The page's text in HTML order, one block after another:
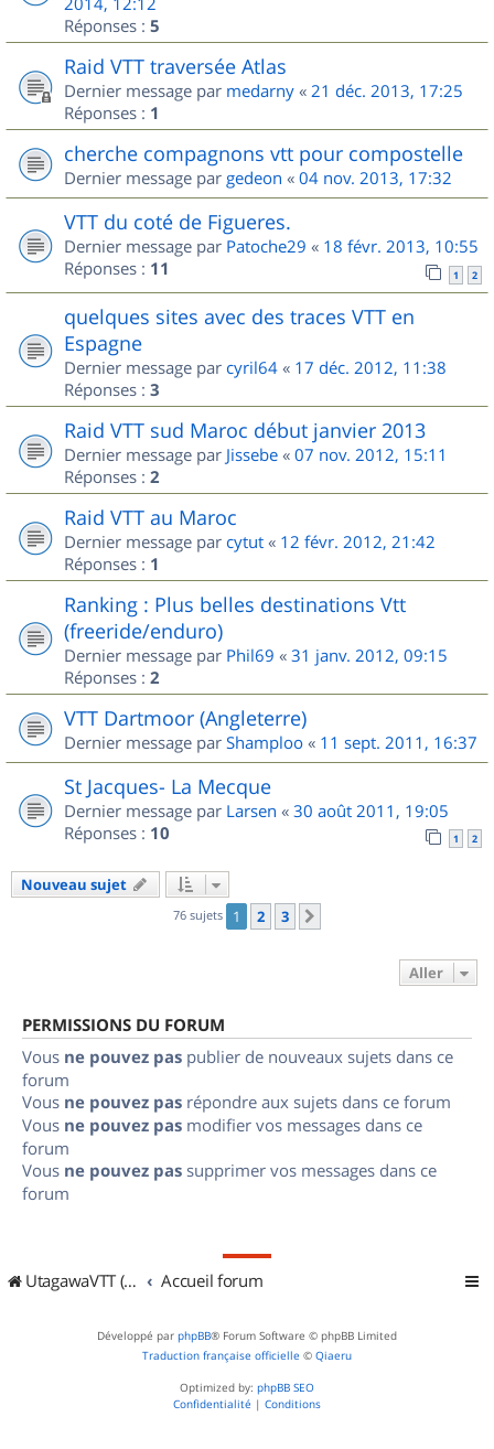
Réponses : 5
Raid VTT traversée Atlas
Dernier message par medarny « 21 déc. 2013, 17:25
Réponses : 1
cherche compagnons vtt pour compostelle
Dernier message par gedeon « 04 nov. 2013, 17:32
VTT du coté de Figueres.
Dernier message par Patoche29 « 18 févr. 2013, 10:55
Réponses : 11 1 2
quelques sites avec des traces VTT en
Espagne
Dernier message par cyril64 « 17 déc. 2012, 11:38
Réponses : 3
Raid VTT sud Maroc début janvier 2013
Dernier message par Jissebe « 07 nov. 2012, 15:11
Réponses : 2
Raid VTT au Maroc
Dernier message par cytut « 12 févr. 2012, 21:42
Réponses : 1
Ranking : Plus belles destinations Vtt
(freeride/enduro)
Dernier message par Phil69 « 31 janv. 2012, 09:15
Réponses : 2
VTT Dartmoor (Angleterre)
Dernier message par Shamploo « 11 sept. 2011, 16:37
St Jacques- La Mecque
Dernier message par Larsen « 30 août 2011, 19:05
Réponses : 10 1 2
Nouveau sujet
76 sujets 1 2 3
Aller
PERMISSIONS DU FORUM
Vous ne pouvez pas publier de nouveaux sujets dans ce
forum
Vous ne pouvez pas répondre aux sujets dans ce forum
Vous ne pouvez pas modifier vos messages dans ce
forum
Vous ne pouvez pas supprimer vos messages dans ce
forum
UtagawaVTT (Randos VTT et VTTAE avec traces GPS) Accueil forum
Développé par phpBB® Forum Software © phpBB Limited
Traduction française officielle © Qiaeru
Optimized by: phpBB SEO
Confidentialité | Conditions